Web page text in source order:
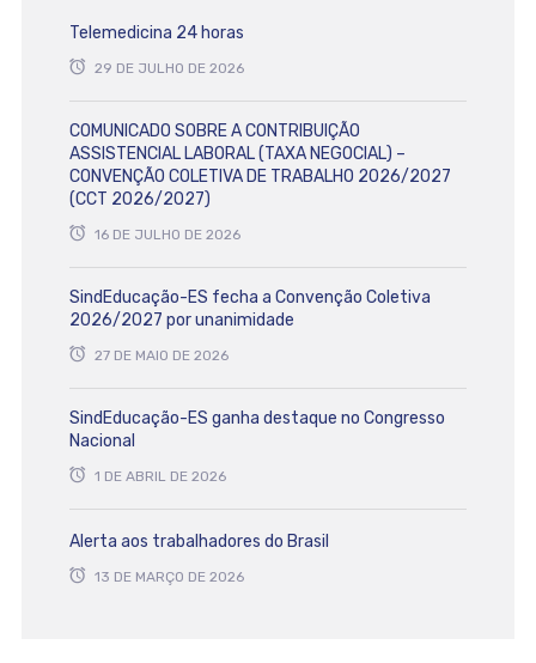
Telemedicina 24 horas
29 DE JULHO DE 2026
COMUNICADO SOBRE A CONTRIBUIÇÃO
ASSISTENCIAL LABORAL (TAXA NEGOCIAL) –
CONVENÇÃO COLETIVA DE TRABALHO 2026/2027
(CCT 2026/2027)
16 DE JULHO DE 2026
SindEducação-ES fecha a Convenção Coletiva
2026/2027 por unanimidade
27 DE MAIO DE 2026
SindEducação-ES ganha destaque no Congresso
Nacional
1 DE ABRIL DE 2026
Alerta aos trabalhadores do Brasil
13 DE MARÇO DE 2026